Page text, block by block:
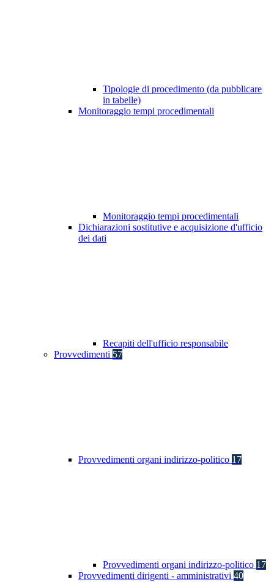
Tipologie di procedimento (da pubblicare
in tabelle)
Monitoraggio tempi procedimentali
Monitoraggio tempi procedimentali
Dichiarazioni sostitutive e acquisizione d'ufficio
dei dati
Recapiti dell'ufficio responsabile
Provvedimenti 57
Provvedimenti organi indirizzo-politico 17
Provvedimenti organi indirizzo-politico 17
Provvedimenti dirigenti - amministrativi 40